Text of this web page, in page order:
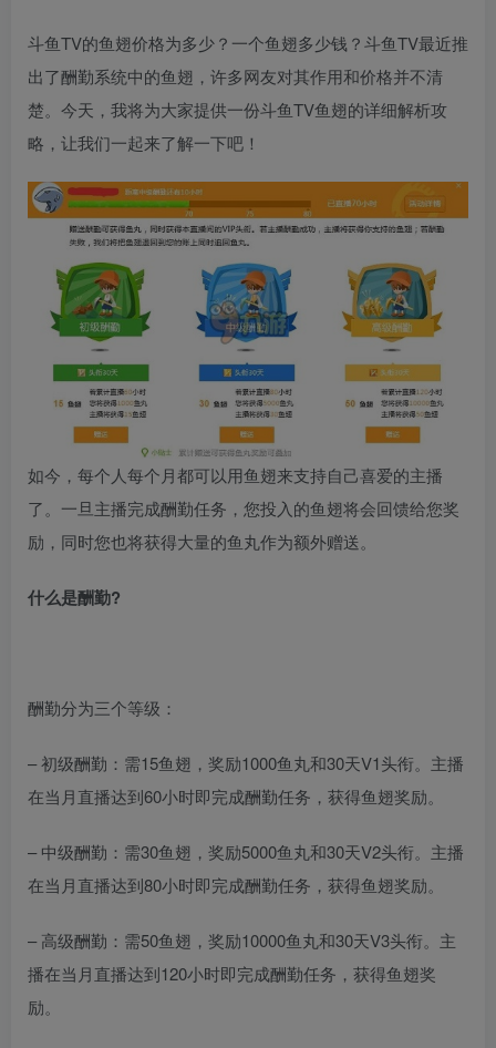
斗鱼TV的鱼翅价格为多少？一个鱼翅多少钱？斗鱼TV最近推
出了酬勤系统中的鱼翅，许多网友对其作用和价格并不清
楚。今天，我将为大家提供一份斗鱼TV鱼翅的详细解析攻
略，让我们一起来了解一下吧！
如今，每个人每个月都可以用鱼翅来支持自己喜爱的主播
了。一旦主播完成酬勤任务，您投入的鱼翅将会回馈给您奖
励，同时您也将获得大量的鱼丸作为额外赠送。
什么是酬勤?
酬勤分为三个等级：
– 初级酬勤：需15鱼翅，奖励1000鱼丸和30天V1头衔。主播
在当月直播达到60小时即完成酬勤任务，获得鱼翅奖励。
– 中级酬勤：需30鱼翅，奖励5000鱼丸和30天V2头衔。主播
在当月直播达到80小时即完成酬勤任务，获得鱼翅奖励。
– 高级酬勤：需50鱼翅，奖励10000鱼丸和30天V3头衔。主
播在当月直播达到120小时即完成酬勤任务，获得鱼翅奖
励。